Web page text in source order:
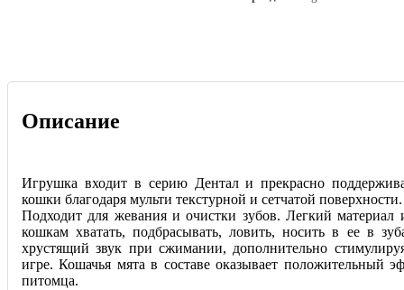
Описание
Игрушка входит в серию Дентал и прекрасно
кошки благодаря мульти текстурной и сетчатой поверхности.
Подходит для жевания и очистки зубов. Легкий материал
кошкам хватать, подбрасывать, ловить, носить в ее в
хрустящий звук при сжимании, дополнительно
игре. Кошачья мята в составе оказывает положительный
питомца.